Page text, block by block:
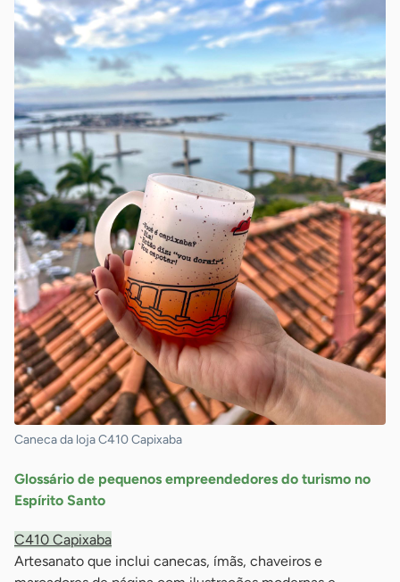
Caneca da loja C410 Capixaba
Glossário de pequenos empreendedores do turismo no
Espírito Santo
C410 Capixaba
Artesanato que inclui canecas, ímãs, chaveiros e